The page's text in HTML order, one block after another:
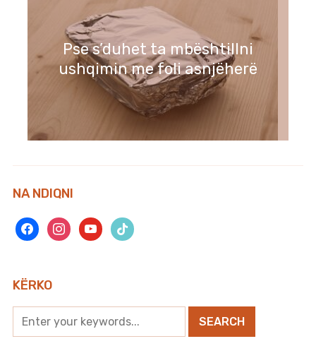
Pse s’duhet ta mbështillni
ushqimin me foli asnjëherë
NA NDIQNI
facebookinstagramyoutubetiktok
KËRKO